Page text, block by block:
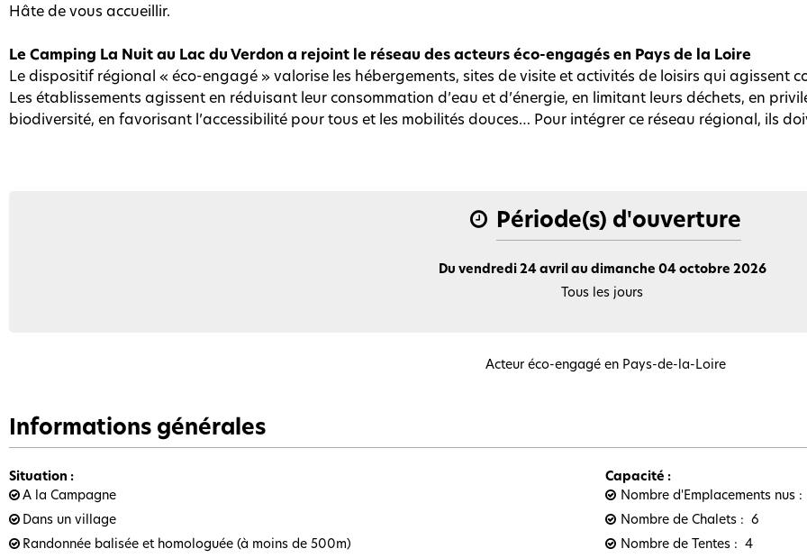
Hâte de vous accueillir.
Le Camping La Nuit au Lac du Verdon a rejoint le réseau des acteurs éco-engagés en Pays de la Loire
Le dispositif régional « éco-engagé » valorise les hébergements, sites de visite et activités de loisirs qui agissent
Les établissements agissent en réduisant leur consommation d’eau et d’énergie, en limitant leurs déchets, en
biodiversité, en favorisant l’accessibilité pour tous et les mobilités douces… Pour intégrer ce réseau régional, ils
Période(s) d'ouverture
Du vendredi 24 avril au dimanche 04 octobre 2026
Tous les jours
Acteur éco-engagé en Pays-de-la-Loire
Informations générales
Situation :
A la Campagne
Dans un village
Randonnée balisée et homologuée (à moins de 500m)
Capacité :
Nombre d'Emplacements nus
Nombre de Chalets
6
Nombre de Tentes
4